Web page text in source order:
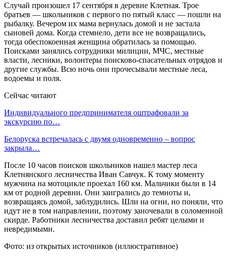
Случай произошел 17 сентября в деревне Клетная. Трое
братьев — школьников с первого по пятый класс — пошли на
рыбалку. Вечером их мама вернулась домой и не застала
сыновей дома. Когда стемнело, дети все не возвращались,
тогда обеспокоенная женщина обратилась за помощью.
Поисками занялись сотрудники милиции, МЧС, местные
власти, лесники, волонтеры поисково-спасательных отрядов и
другие службы. Всю ночь они прочесывали местные леса,
водоемы и поля.
Сейчас читают
Индивидуального предпринимателя оштрафовали за
экскурсию по…
Белоруска встречалась с двумя одновременно – вопрос
закрыла…
После 10 часов поисков школьников нашел мастер леса
Клетнянского лесничества Иван Савчук. К тому моменту
мужчина на мотоцикле проехал 160 км. Мальчики были в 14
км от родной деревни. Они заигрались до темноты и,
возвращаясь домой, заблудились. Шли на огни, но поняли, что
идут не в том направлении, поэтому заночевали в соломенной
скирде. Работники лесничества доставил ребят целыми и
невредимыми.
Фото: из открытых источников (иллюстративное)